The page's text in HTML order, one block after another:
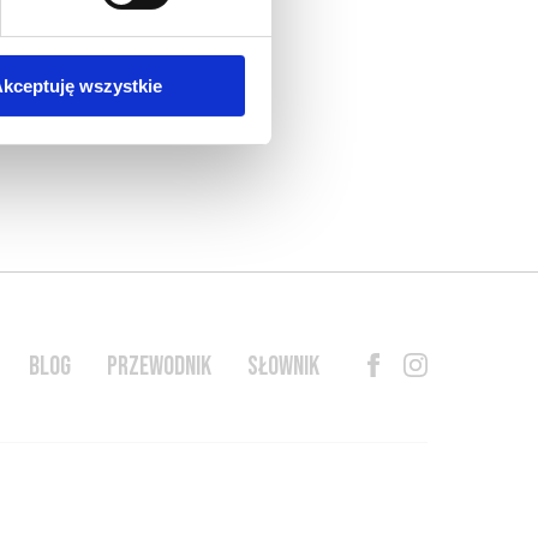
wszystkie
BLOG PRZEWODNIK SŁOWNIK